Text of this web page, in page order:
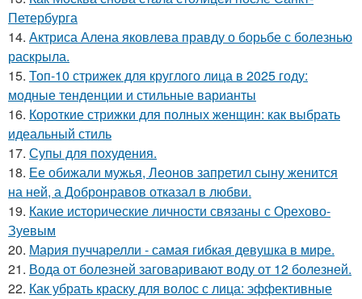
Петербурга
14. Актриса Алена яковлева правду о борьбе с болезнью
раскрыла.
15. Топ-10 стрижек для круглого лица в 2025 году:
модные тенденции и стильные варианты
16. Короткие стрижки для полных женщин: как выбрать
идеальный стиль
17. Супы для похудения.
18. Ее обижали мужья, Леонов запретил сыну женится
на ней, а Добронравов отказал в любви.
19. Какие исторические личности связаны с Орехово-
Зуевым
20. Мария пуччарелли - самая гибкая девушка в мире.
21. Вода от болезней заговаривают воду от 12 болезней.
22. Как убрать краску для волос с лица: эффективные